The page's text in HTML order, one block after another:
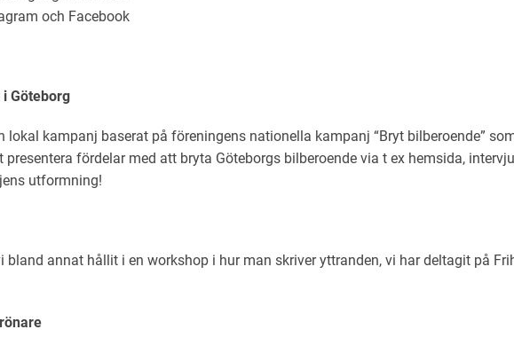
och Facebook
Göteborg
lokal kampanj baserat på föreningens nationella kampanj “Bryt bilberoende”
presentera fördelar med att bryta Göteborgs bilberoende via t ex hemsida,
utformning!
bland annat hållit i en workshop i hur man skriver yttranden, vi har deltagit på